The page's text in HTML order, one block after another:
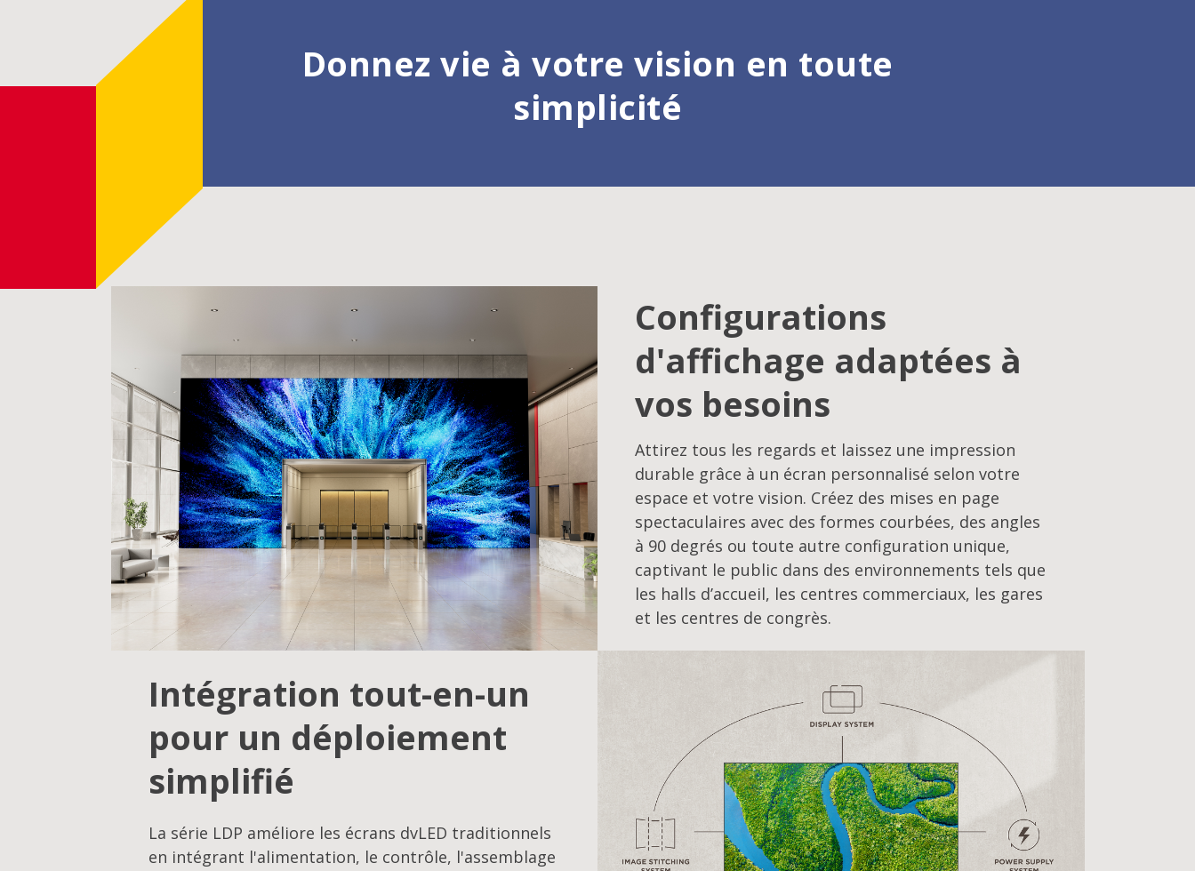
Donnez vie à votre vision en toute
simplicité
Configurations
d'affichage adaptées à
vos besoins
Attirez tous les regards et laissez une impression
durable grâce à un écran personnalisé selon votre
espace et votre vision. Créez des mises en page
spectaculaires avec des formes courbées, des angles
à 90 degrés ou toute autre configuration unique,
captivant le public dans des environnements tels que
les halls d’accueil, les centres commerciaux, les gares
et les centres de congrès.
Intégration tout-en-un
pour un déploiement
simplifié
La série LDP améliore les écrans dvLED traditionnels
en intégrant l'alimentation, le contrôle, l'assemblage